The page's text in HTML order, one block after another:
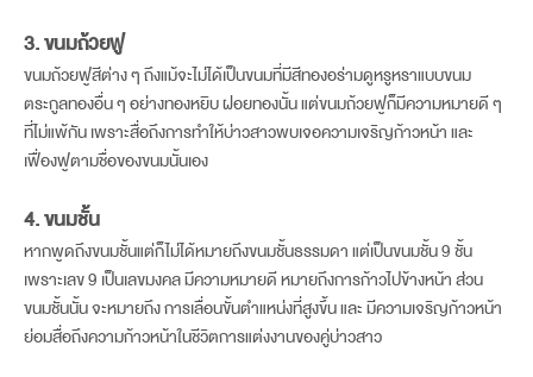
3. ขนมถ้วยฟู
ขนมถ้วยฟูสีต่าง ๆ ถึงแม้จะไม่ได้เป็นขนมที่มีสีทองอร่ามดูหรูหราแบบขนม
ตระกูลทองอื่น ๆ อย่างทองหยิบ ฝอยทองนั้น แต่ขนมถ้วยฟูก็มีความหมายดี ๆ
ที่ไม่แพ้กัน เพราะสื่อถึงการทำให้บ่าวสาวพบเจอความเจริญก้าวหน้า และ
เฟื่องฟูตามชื่อของขนมนั้นเอง
4. ขนมชั้น
หากพูดถึงขนมชั้นแต่ก็ไม่ได้หมายถึงขนมชั้นธรรมดา แต่เป็นขนมชั้น 9 ชั้น
เพราะเลข 9 เป็นเลขมงคล มีความหมายดี หมายถึงการก้าวไปข้างหน้า ส่วน
ขนมชั้นนั้น จะหมายถึง การเลื่อนขั้นตำแหน่งที่สูงขึ้น และ มีความเจริญก้าวหน้า
ย่อมสื่อถึงความก้าวหน้าในชีวิตการแต่งงานของคู่บ่าวสาว